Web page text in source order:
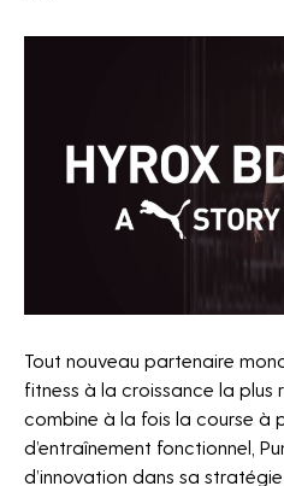
Projets
News
Horizon sport
Jobs
Tout nouveau partenaire
fitness à la croissance la plus
combine à la fois la course à
d’entraînement fonctionnel,
d’innovation dans sa